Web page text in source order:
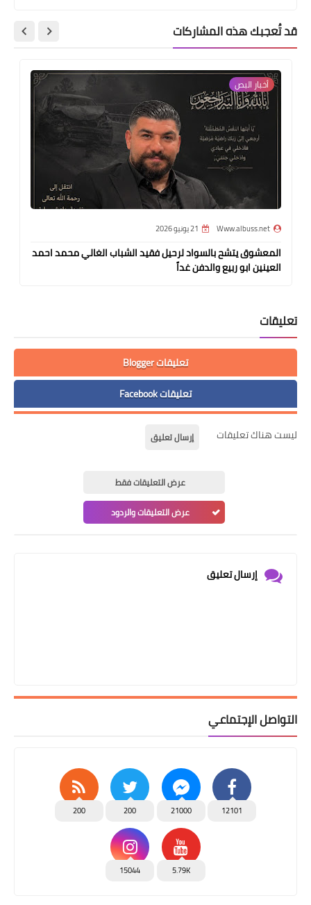
قد تُعجبك هذه المشاركات
أخبار ‏البص
Www.albuss.net 21 يونيو 2026
المعشوق يتشح بالسواد لرحيل فقيد الشباب الغالي محمد احمد
العينين ابو ربيع والدفن غداً
تعليقات
تعليقات Blogger
تعليقات Facebook
ليست هناك تعليقات إرسال تعليق
عرض التعليقات فقط
عرض التعليقات والردود
إرسال تعليق
التواصل الإجتماعي
12101
21000
200
200
5.79K
15044